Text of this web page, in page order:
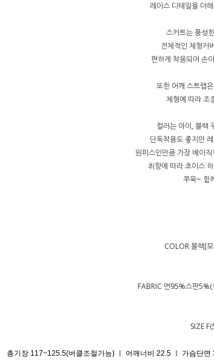
레이스 디테일을 더
스커트는 풍성
전체적인 체형커
편하게 착용되어 손
또한 어깨 스트랩
체형에 따라 조
컬러는 아이, 블랙
단독착용도 좋지만
원피스인만큼 가장 베이
취향에 따라 초이스
쭈욱~ 함
COLOR 블랙[
FABRIC 면95%스판
SIZE
총기장 117~125.5(버클조절가능) ㅣ 어깨너비 22.5 ㅣ 가슴단